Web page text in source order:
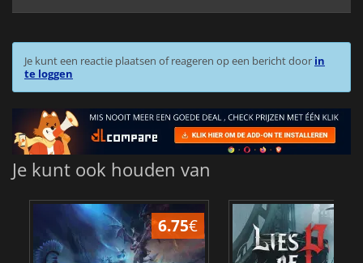
Je kunt een reactie plaatsen of reageren op een bericht door in
te loggen
Je kunt ook houden van
6.75€